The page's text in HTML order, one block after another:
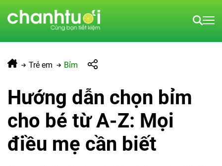
Trẻ em Bỉm
Hướng dẫn chọn bỉm
cho bé từ A-Z: Mọi
điều mẹ cần biết